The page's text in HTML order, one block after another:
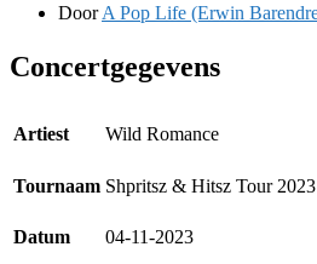
DoorA Pop Life (Erwin
Concertgegevens
Artiest Wild Romance
Tournaam Shpritsz & Hitsz Tour 2023
Datum 04-11-2023